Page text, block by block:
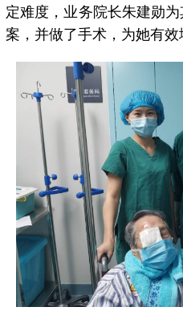
定难度，业务院长朱建勋
案，并做了手术，为她有效